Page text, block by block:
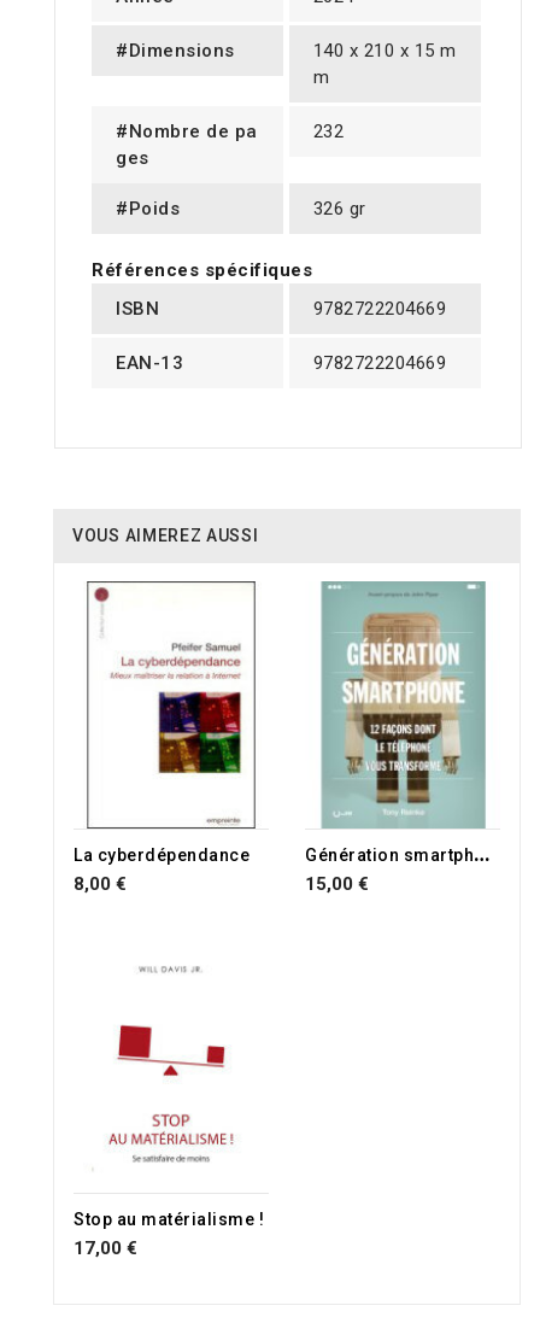
#Dimensions
140 x 210 x 15 m
m
#Nombre de pa
ges
232
#Poids 326 gr
Références spécifiques
ISBN
9782722204669
EAN-13 9782722204669
VOUS AIMEREZ AUSSI
La cyberdépendance
8,00 €
G
énération smartphone
15,00 €
Stop au matérialisme !
17,00 €